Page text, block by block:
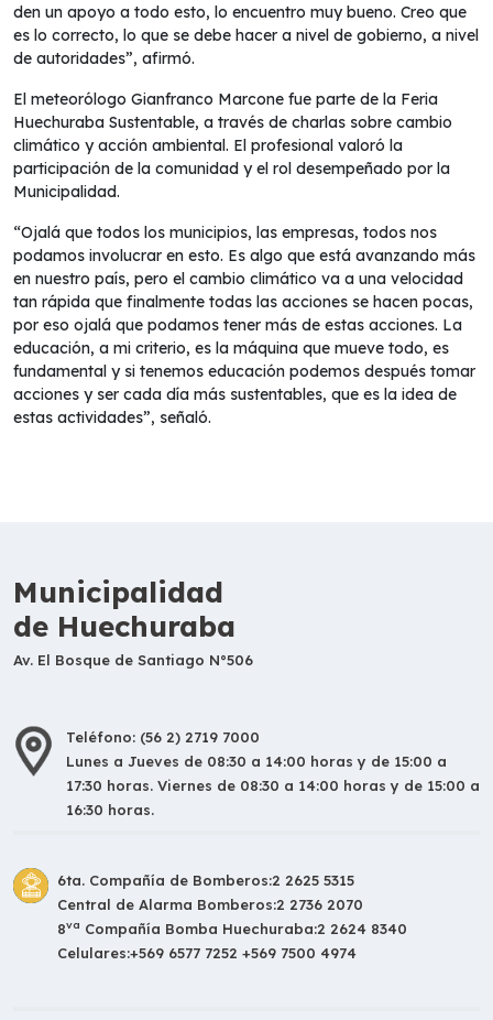
den un apoyo a todo esto, lo encuentro muy bueno. Creo que
es lo correcto, lo que se debe hacer a nivel de gobierno, a nivel
de autoridades”, afirmó.
El meteorólogo Gianfranco Marcone fue parte de la Feria
Huechuraba Sustentable, a través de charlas sobre cambio
climático y acción ambiental. El profesional valoró la
participación de la comunidad y el rol desempeñado por la
Municipalidad.
“Ojalá que todos los municipios, las empresas, todos nos
podamos involucrar en esto. Es algo que está avanzando más
en nuestro país, pero el cambio climático va a una velocidad
tan rápida que finalmente todas las acciones se hacen pocas,
por eso ojalá que podamos tener más de estas acciones. La
educación, a mi criterio, es la máquina que mueve todo, es
fundamental y si tenemos educación podemos después tomar
acciones y ser cada día más sustentables, que es la idea de
estas actividades”, señaló.
Municipalidad
de Huechuraba
Av. El Bosque de Santiago N°506
Teléfono: (56 2) 2719 7000
Lunes a Jueves de 08:30 a 14:00 horas y de 15:00 a
17:30 horas. Viernes de 08:30 a 14:00 horas y de 15:00 a
16:30 horas.
6ta. Compañía de Bomberos:2 2625 5315
Central de Alarma Bomberos:2 2736 2070
8va Compañía Bomba Huechuraba:2 2624 8340
Celulares:+569 6577 7252 +569 7500 4974